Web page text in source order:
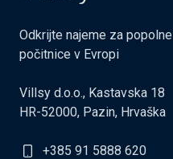
Odkrijte najeme za popolne
počitnice v Evropi
Villsy d.o.o., Kastavska 18
HR-52000, Pazin, Hrvaška
+385 91 5888 620